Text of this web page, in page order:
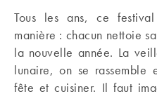
Tous les ans, ce
manière : chacun nettoie
la nouvelle année. La
lunaire, on se
fête et cuisiner. Il faut